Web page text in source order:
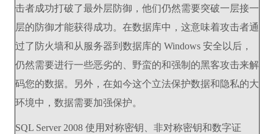
击者成功打破了最外层防御，他们仍然需要突破一层接一
层的防御才能获得成功。在数据库中，这意味着攻击者通
过了防火墙和从服务器到数据库的 Windows 安全以后，
仍然需要进行一些恶劣的、野蛮的和强制的黑客攻击来解
码您的数据。另外，在如今这个立法保护数据和隐私的大
环境中，数据需要加强保护。
SQL Server 2008 使用对称密钥、非对称密钥和数字证